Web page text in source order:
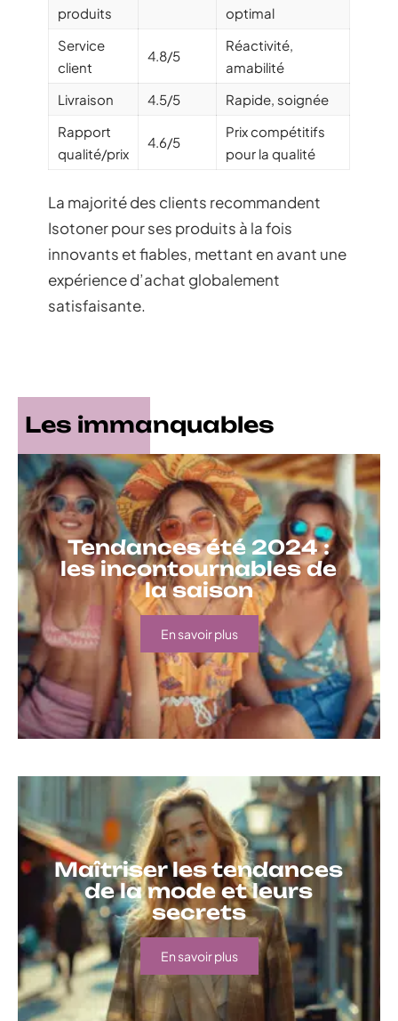
produits
optimal
Service
client
4.8/5
Réactivité,
amabilité
Livraison
4.5/5
Rapide, soignée
Rapport
qualité/prix
4.6/5
Prix compétitifs
pour la qualité
La majorité des clients recommandent
Isotoner pour ses produits à la fois
innovants et fiables, mettant en avant une
expérience d’achat globalement
satisfaisante.
Les immanquables
Tendances été 2024 :
les incontournables de
la saison
En savoir plus
Maîtriser les tendances
de la mode et leurs
secrets
En savoir plus